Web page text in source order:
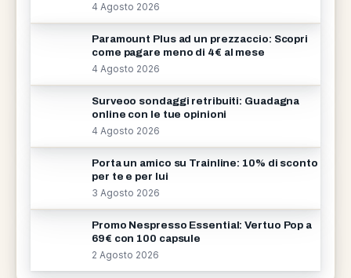
4 Agosto 2026
Paramount Plus ad un prezzaccio: Scopri
come pagare meno di 4€ al mese
4 Agosto 2026
Surveoo sondaggi retribuiti: Guadagna
online con le tue opinioni
4 Agosto 2026
Porta un amico su Trainline: 10% di sconto
per te e per lui
3 Agosto 2026
Promo Nespresso Essential: Vertuo Pop a
69€ con 100 capsule
2 Agosto 2026